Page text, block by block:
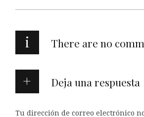
i There are no
Deja una respuesta
Tu dirección de correo electrónico